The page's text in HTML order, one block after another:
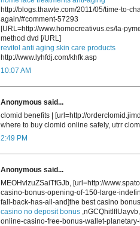
http://blogs.thawte.com/2011/05/time-to-
again/#comment-57293
[URL=http://www.homocreativus.es/la-
method dvd [/URL]
revitol anti aging skin care products
http://www.lyhfdj.com/khfk.asp
10:07 AM
Anonymous said...
clomid benefits | [url=http://
where to buy clomid online safely, utrr
2:49 PM
Anonymous said...
MEOHvlzuZSaiTfGJb, [url=http://
casino-bonus-opening-of-150-large-
fall-back-has-all-and]the best casino
casino no deposit bonus
online-casino-free-bonus-wallet-